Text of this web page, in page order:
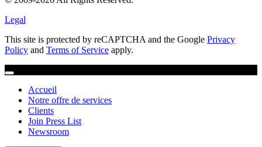
Legal
This site is protected by reCAPTCHA and the Google Privacy
Policy and Terms of Service apply.
Accueil
Notre offre de services
Clients
Join Press List
Newsroom